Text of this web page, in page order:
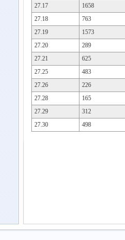
27.17
1658
27.18
763
27.19
1573
27.20
289
27.21
625
27.25
483
27.26
226
27.28
165
27.29
312
27.30
498